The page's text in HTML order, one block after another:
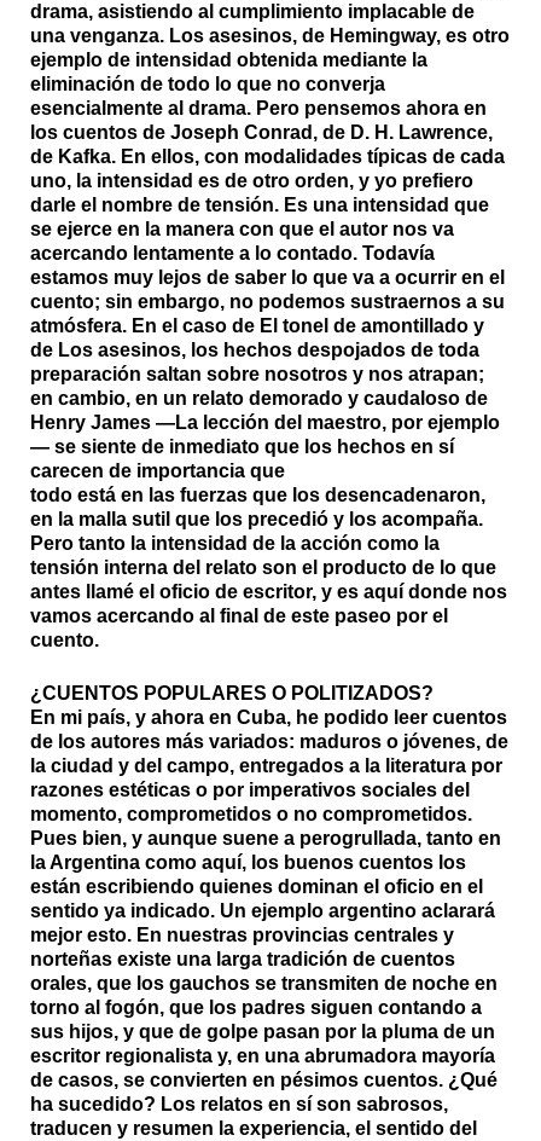
drama, asistiendo al cumplimiento implacable de
una venganza. Los asesinos, de Hemingway, es otro
ejemplo de intensidad obtenida mediante la
eliminación de todo lo que no converja
esencialmente al drama. Pero pensemos ahora en
los cuentos de Joseph Conrad, de D. H. Lawrence,
de Kafka. En ellos, con modalidades típicas de cada
uno, la intensidad es de otro orden, y yo prefiero
darle el nombre de tensión. Es una intensidad que
se ejerce en la manera con que el autor nos va
acercando lentamente a lo contado. Todavía
estamos muy lejos de saber lo que va a ocurrir en el
cuento; sin embargo, no podemos sustraernos a su
atmósfera. En el caso de El tonel de amontillado y
de Los asesinos, los hechos despojados de toda
preparación saltan sobre nosotros y nos atrapan;
en cambio, en un relato demorado y caudaloso de
Henry James —La lección del maestro, por ejemplo
— se siente de inmediato que los hechos en sí
carecen de importancia que
todo está en las fuerzas que los desencadenaron,
en la malla sutil que los precedió y los acompaña.
Pero tanto la intensidad de la acción como la
tensión interna del relato son el producto de lo que
antes llamé el oficio de escritor, y es aquí donde nos
vamos acercando al final de este paseo por el
cuento.
¿CUENTOS POPULARES O POLITIZADOS?
En mi país, y ahora en Cuba, he podido leer cuentos
de los autores más variados: maduros o jóvenes, de
la ciudad y del campo, entregados a la literatura por
razones estéticas o por imperativos sociales del
momento, comprometidos o no comprometidos.
Pues bien, y aunque suene a perogrullada, tanto en
la Argentina como aquí, los buenos cuentos los
están escribiendo quienes dominan el oficio en el
sentido ya indicado. Un ejemplo argentino aclarará
mejor esto. En nuestras provincias centrales y
norteñas existe una larga tradición de cuentos
orales, que los gauchos se transmiten de noche en
torno al fogón, que los padres siguen contando a
sus hijos, y que de golpe pasan por la pluma de un
escritor regionalista y, en una abrumadora mayoría
de casos, se convierten en pésimos cuentos. ¿Qué
ha sucedido? Los relatos en sí son sabrosos,
traducen y resumen la experiencia, el sentido del